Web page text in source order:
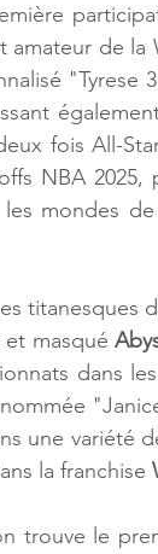
de la
"Tyrese
fois All-
NBA
les mondes
titanesques
et masqué
dans
une variété
la franchise
trouve le